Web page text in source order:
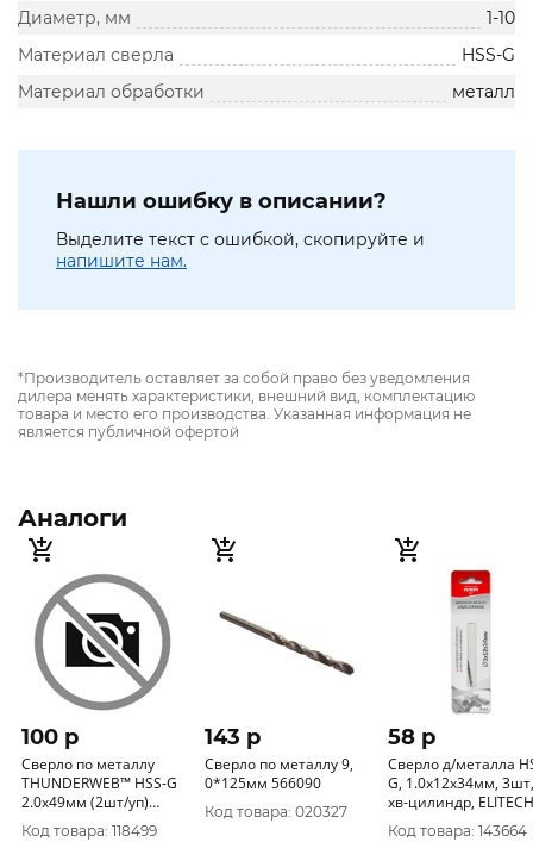
Диаметр, мм
1-10
Материал сверла
HSS-G
Материал обработки
металл
Нашли ошибку в описании?
Выделите текст с ошибкой, скопируйте и
напишите нам.
*Производитель оставляет за собой право без уведомления
дилера менять характеристики, внешний вид, комплектацию
товара и место его производства. Указанная информация не
является публичной офертой
Аналоги
100 p
Сверло по металлу
THUNDERWEB™ HSS-G
2.0х49мм (2шт/уп)
Milwaukee 4932352347
Код товара: 118499
143 p
Сверло по металлу 9,
0*125мм 566090
Код товара: 020327
58 p
Сверло д/металла
G, 1.0х12х34мм, 3шт,
хв-цилиндр, ELITECH
1820.049600
Код товара: 143664